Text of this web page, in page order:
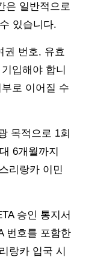
은 일반적으로
있습니다.
권 번호, 유효
입해야 합니
로 이어질 수
목적으로 1회
6개월까지
리랑카 이민
승인 통지서
번호를 포함한
랑카 입국 시